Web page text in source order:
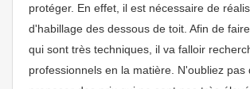
protéger. En effet, il est nécessaire de
d'habillage des dessous de toit. Afin de
qui sont très techniques, il va falloir
professionnels en la matière. N'oubliez pas